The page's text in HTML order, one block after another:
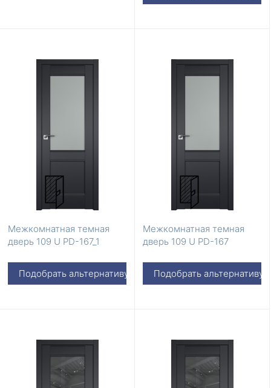
Межкомнатная темная
дверь 109 U PD-167_1
Подобрать альтернативу
Межкомнатная темная
дверь 109 U PD-167
Подобрать альтернативу